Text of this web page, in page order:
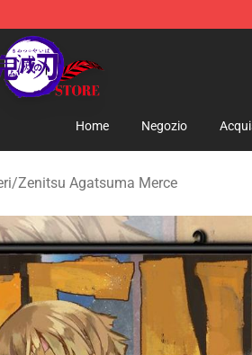
Kimetsu no Yaiba Merchandise
Home Negozio
/Zenitsu Agatsuma Merce